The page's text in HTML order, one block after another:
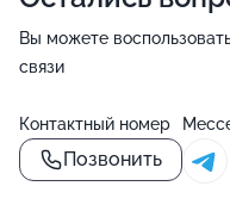
Вы можете
связи
Контактный номер
Позвонить